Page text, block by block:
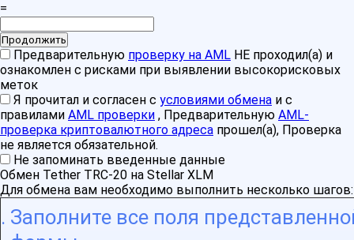
=
Предварительную проверку на AML НЕ проходил(а) и
ознакомлен с рисками при выявлении высокорисковых
меток
Я прочитал и согласен с условиями обмена и с
правилами AML проверки , Предварительную AML-
проверка криптовалютного адреса прошел(а), Проверка
не является обязательной.
Не запоминать введенные данные
Обмен Tether TRC-20 на Stellar XLM
Для обмена вам необходимо выполнить несколько шагов:
Заполните все поля